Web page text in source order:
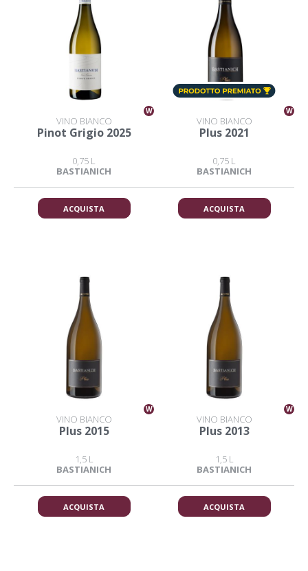
W
VINO BIANCO
Pinot Grigio 2025
0,75 L
BASTIANICH
ACQUISTA
W
VINO BIANCO
Plus 2021
0,75 L
BASTIANICH
ACQUISTA
W
VINO BIANCO
Plus 2015
1,5 L
BASTIANICH
ACQUISTA
W
VINO BIANCO
Plus 2013
1,5 L
BASTIANICH
ACQUISTA